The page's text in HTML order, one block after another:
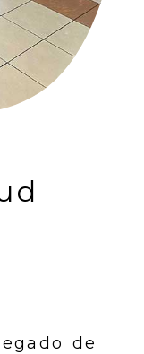
de